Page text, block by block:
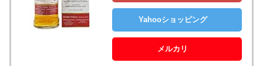
Yahooショッピング
メルカリ